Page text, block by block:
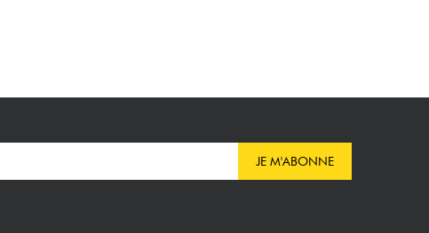
JE M'ABONNE